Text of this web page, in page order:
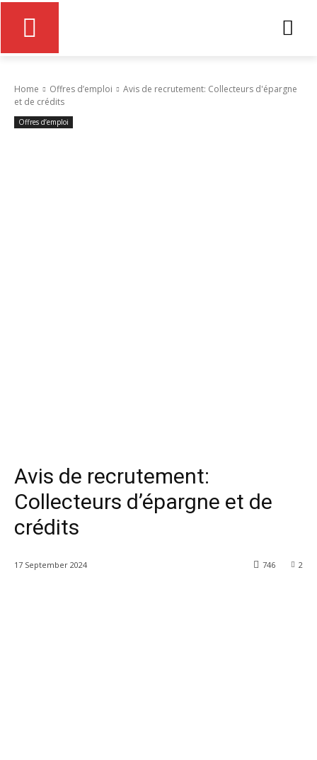
Home Offres d’emploi
Avis de recrutement: Collecteurs d'épargne
et de crédits
Offres d’emploi
Avis de recrutement:
Collecteurs d’épargne et de
crédits
17 September 2024 2
746